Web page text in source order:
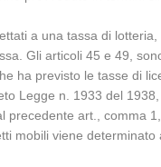
a una tassa di
Gli articoli 45 e 49,
ha previsto le tasse di
Legge n. 1933 del
art., comma
mobili viene